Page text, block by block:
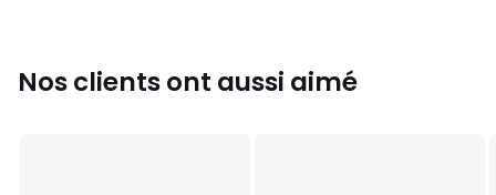
Nos clients ont aussi aimé